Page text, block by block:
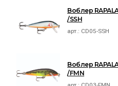
Воблер
/SSH
арт.: CD05-SSH
Воблер
/FMN